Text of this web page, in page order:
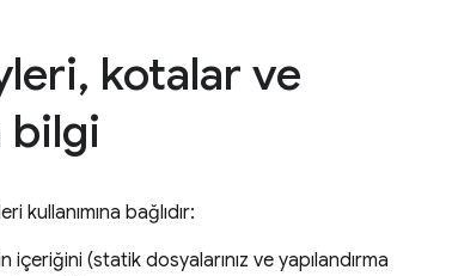
, kotalar ve
bilgi
kullanımına bağlıdır:
içeriğini (statik dosyalarınız ve yapılandırma